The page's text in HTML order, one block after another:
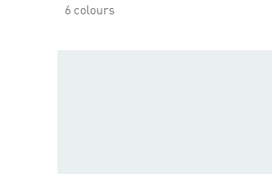
6 colours